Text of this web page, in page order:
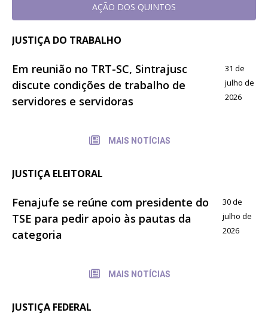
AÇÃO DOS QUINTOS
JUSTIÇA DO TRABALHO
Em reunião no TRT-SC, Sintrajusc
discute condições de trabalho de
servidores e servidoras
31 de
julho de
2026
MAIS NOTÍCIAS
JUSTIÇA ELEITORAL
Fenajufe se reúne com presidente do
TSE para pedir apoio às pautas da
categoria
30 de
julho de
2026
MAIS NOTÍCIAS
JUSTIÇA FEDERAL